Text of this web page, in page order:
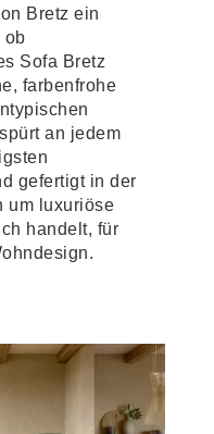
Bretz ein
ob
Sofa Bretz
farbenfrohe
an jedem
gefertigt in der
um luxuriöse
handelt, für